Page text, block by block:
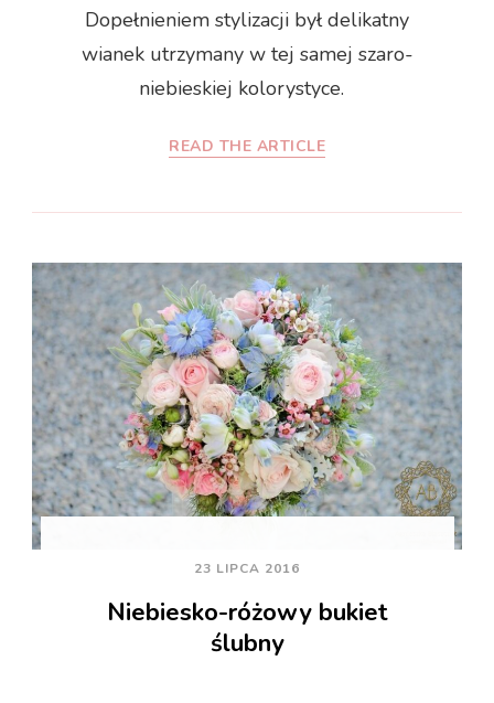
Dopełnieniem stylizacji był delikatny
wianek utrzymany w tej samej szaro-
niebieskiej kolorystyce.
READ THE ARTICLE
23 LIPCA 2016
Niebiesko-różowy bukiet
ślubny